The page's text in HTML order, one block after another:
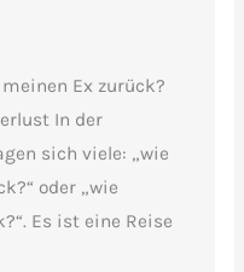
Ex zurück?
In der
sich viele: „wie
oder „wie
Es ist eine Reise